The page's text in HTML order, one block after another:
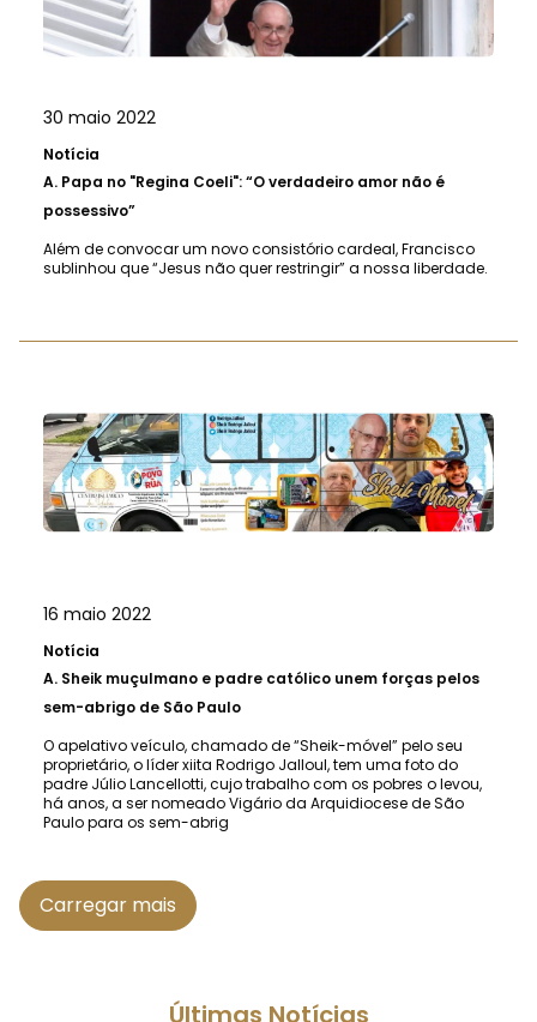
30 maio 2022
Notícia
A. Papa no "Regina Coeli": “O verdadeiro amor não é
possessivo”
Além de convocar um novo consistório cardeal, Francisco
sublinhou que “Jesus não quer restringir” a nossa liberdade.
16 maio 2022
Notícia
A. Sheik muçulmano e padre católico unem forças pelos
sem-abrigo de São Paulo
O apelativo veículo, chamado de “Sheik-móvel” pelo seu
proprietário, o líder xiita Rodrigo Jalloul, tem uma foto do
padre Júlio Lancellotti, cujo trabalho com os pobres o levou,
há anos, a ser nomeado Vigário da Arquidiocese de São
Paulo para os sem-abrig
Carregar mais
Últimas Notícias